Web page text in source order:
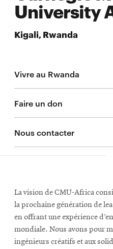
University
Kigali, Rwanda
Vivre au Rwanda
Kigali Innovation City
Sûreté, sécurité et santé
Faire un don
Nous contacter
La vision de CMU-Africa
la prochaine génération de
en offrant une expérience
mondiale. Nous avons pour
ingénieurs créatifs et aux